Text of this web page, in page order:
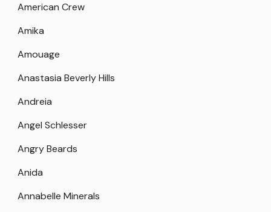
American Crew
Amika
Amouage
Anastasia Beverly Hills
Andreia
Angel Schlesser
Angry Beards
Anida
Annabelle Minerals